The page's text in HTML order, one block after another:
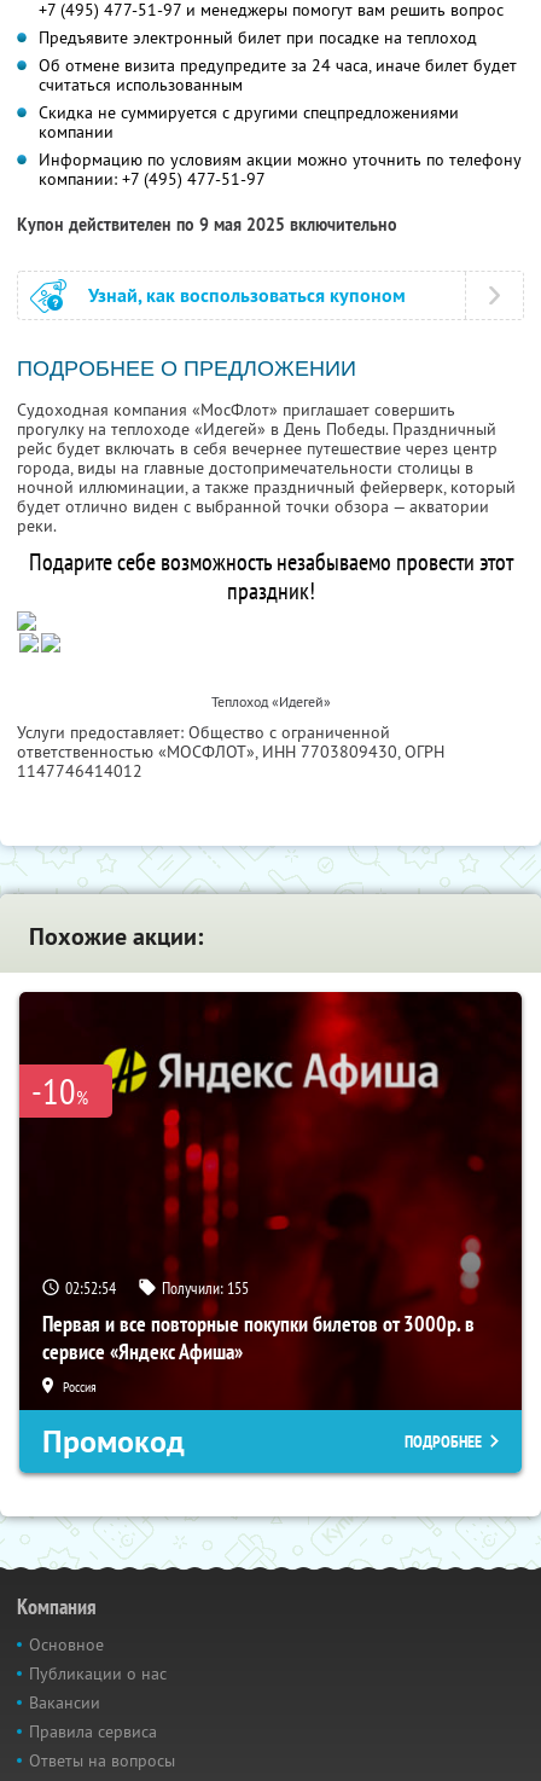
+7 (495) 477-51-97 и менеджеры помогут вам решить вопрос
Предъявите электронный билет при посадке на теплоход
Об отмене визита предупредите за 24 часа, иначе билет будет
считаться использованным
Скидка не суммируется с другими спецпредложениями
компании
Информацию по условиям акции можно уточнить по телефону
компании: +7 (495) 477-51-97
Купон действителен по 9 мая 2025 включительно
Узнай, как воспользоваться купоном
ПОДРОБНЕЕ О ПРЕДЛОЖЕНИИ
Судоходная компания «МосФлот» приглашает совершить
прогулку на теплоходе «Идегей» в День Победы. Праздничный
рейс будет включать в себя вечернее путешествие через центр
города, виды на главные достопримечательности столицы в
ночной иллюминации, а также праздничный фейерверк, который
будет отлично виден с выбранной точки обзора — акватории
реки.
Подарите себе возможность незабываемо провести этот
праздник!
Теплоход «Идегей»
Услуги предоставляет: Общество с ограниченной
ответственностью «МОСФЛОТ», ИНН 7703809430, ОГРН
1147746414012
Похожие акции:
-10%
02:52:53 Получили: 155
Первая и все повторные покупки билетов от 3000р. в
сервисе «Яндекс Афиша»
Россия
Промокод ПОДРОБНЕЕ
Компания
Основное
Публикации о нас
Вакансии
Правила сервиса
Ответы на вопросы